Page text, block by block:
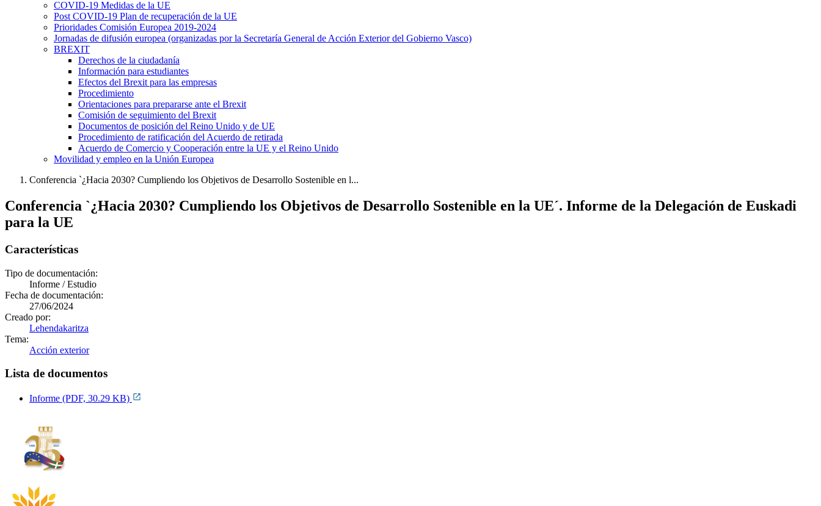
COVID-19 Medidas de la UE
Post COVID-19 Plan de recuperación de la UE
Prioridades Comisión Europea 2019-2024
Jornadas de difusión europea (organizadas por la Secretaría General de Acción Exterior del Gobierno Vasco)
BREXIT
Derechos de la ciudadanía
Información para estudiantes
Efectos del Brexit para las empresas
Procedimiento
Orientaciones para prepararse ante el Brexit
Comisión de seguimiento del Brexit
Documentos de posición del Reino Unido y de UE
Procedimiento de ratificación del Acuerdo de retirada
Acuerdo de Comercio y Cooperación entre la UE y el Reino Unido
Movilidad y empleo en la Unión Europea
Conferencia `¿Hacia 2030? Cumpliendo los Objetivos de Desarrollo Sostenible en l...
Conferencia `¿Hacia 2030? Cumpliendo los Objetivos de Desarrollo Sostenible en la UE´. Informe de la Delegación de Euskadi
para la UE
Características
Tipo de documentación:
Informe / Estudio
Fecha de documentación:
27/06/2024
Creado por:
Lehendakaritza
Tema:
Acción exterior
Lista de documentos
Informe (PDF, 30.29 KB)